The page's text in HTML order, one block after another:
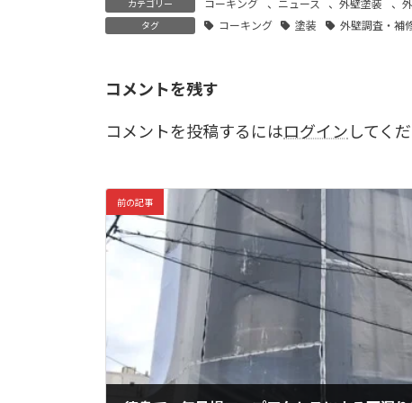
カテゴリー コーキング 、 ニュース 、外壁塗装 、
タグ コーキング 塗装 外壁調査・補
コメントを残す
コメントを投稿するにはログイン してくだ
前の記事